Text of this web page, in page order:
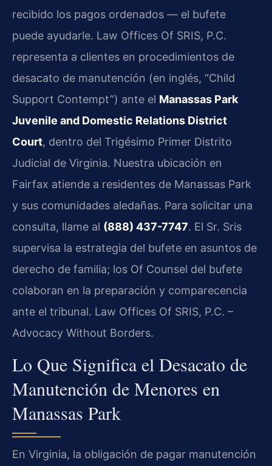
recibido los pagos ordenados — el bufete
puede ayudarle. Law Offices Of SRIS, P.C.
representa a clientes en procedimientos de
desacato de manutención (en inglés, “Child
Support Contempt”) ante el Manassas Park
Juvenile and Domestic Relations District
Court, dentro del Trigésimo Primer Distrito
Judicial de Virginia. Nuestra ubicación en
Fairfax atiende a residentes de Manassas Park
y sus comunidades aledañas. Para solicitar una
consulta, llame al (888) 437-7747. El Sr. Sris
supervisa la estrategia del bufete en asuntos de
derecho de familia; los Of Counsel del bufete
colaboran en la preparación y comparecencia
ante el tribunal. Law Offices Of SRIS, P.C. –
Advocacy Without Borders.
Lo Que Significa el Desacato de
Manutención de Menores en
Manassas Park
En Virginia, la obligación de pagar manutención